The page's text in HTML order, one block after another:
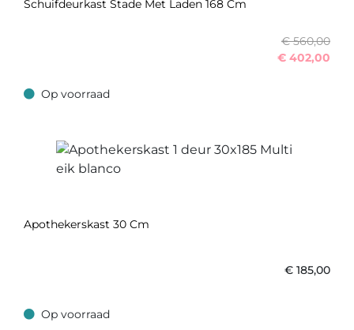
Schuifdeurkast Stade Met Laden 168 Cm
€ 560,00
€ 402,00
Op voorraad
Op voorraad
Apothekerskast 30 Cm
€ 185,00
Op voorraad
Op voorraad